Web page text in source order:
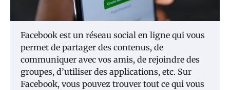
Facebook est un réseau social en ligne qui vous
permet de partager des contenus, de
communiquer avec vos amis, de rejoindre des
groupes, d’utiliser des applications, etc. Sur
Facebook, vous pouvez trouver tout ce qui vous